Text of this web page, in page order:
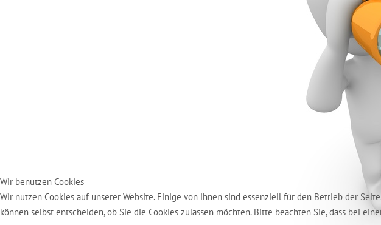
Wir benutzen Cookies
Wir nutzen Cookies auf unserer Website. Einige von ihnen sind essenziell für den Betrieb der
können selbst entscheiden, ob Sie die Cookies zulassen möchten. Bitte beachten Sie, dass bei